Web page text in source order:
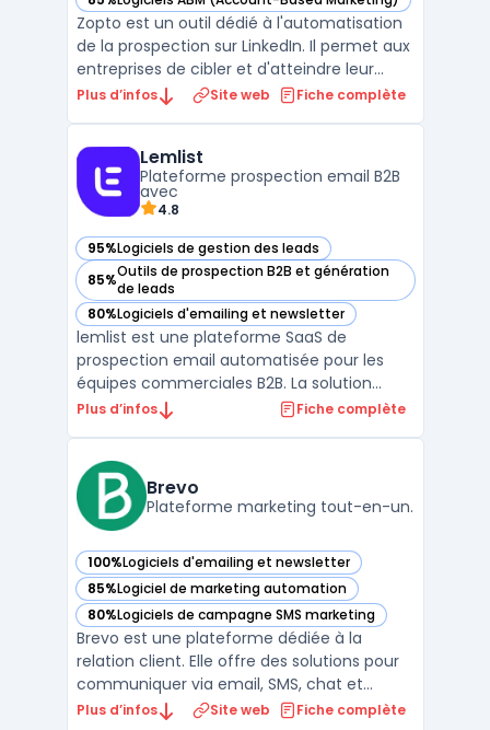
— voir Zopto dans cette catégorie
Zopto est un outil dédié à l'automatisation
de la prospection sur LinkedIn. Il permet aux
entreprises de cibler et d'atteindre leur
audience idéale de manière
programmation de messages, le suivi des
performances et l'intégrati ...
Plus d’infos Site web Fiche complète
Lemlist
Plateforme prospection email B2B
avec
4.8
95%Logiciels de gestion des leads
— voir Lemlist dans cette catégorie
85%Outils de prospection B2B et génération
de leads
— voir Lemlist dans cette catégorie
80%Logiciels d'emailing et newsletter
— voir Lemlist dans cette catégorie
lemlist est une plateforme SaaS de
prospection email automatisée pour les
équipes commerciales B2B. La solution
centralise l'engagement multichanale :
l'outil.lemlist enrichit les contacts via une
base de 600 mi ...
Plus d’infos Fiche complète
Brevo
Plateforme marketing tout-en-un.
100%Logiciels d'emailing et newsletter
— voir Brevo dans cette catégorie
85%Logiciel de marketing automation
— voir Brevo dans cette catégorie
80%Logiciels de campagne SMS marketing
— voir Brevo dans cette catégorie
Brevo est une plateforme dédiée à la
relation client. Elle offre des solutions pour
communiquer via email, SMS, chat et
d'autres canaux. L'objectif principal est de
Plus d’infos Site web Fiche complète